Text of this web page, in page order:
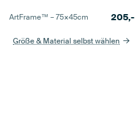
ArtFrame™ –75×45cm 205,-
Größe & Material selbst wählen